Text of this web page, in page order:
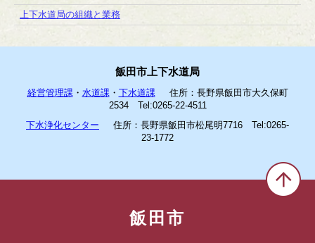
上下水道局の組織と業務
飯田市上下水道局
経営管理課・ 水道課・ 下水道課
住所：長野県飯田市大久保町
2534 Tel:0265-22-4511
下水浄化センター
住所：長野県飯田市松尾明7716 Tel:0265-
23-1772
飯田市